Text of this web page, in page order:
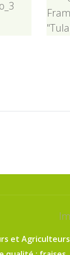
et Agriculteurs